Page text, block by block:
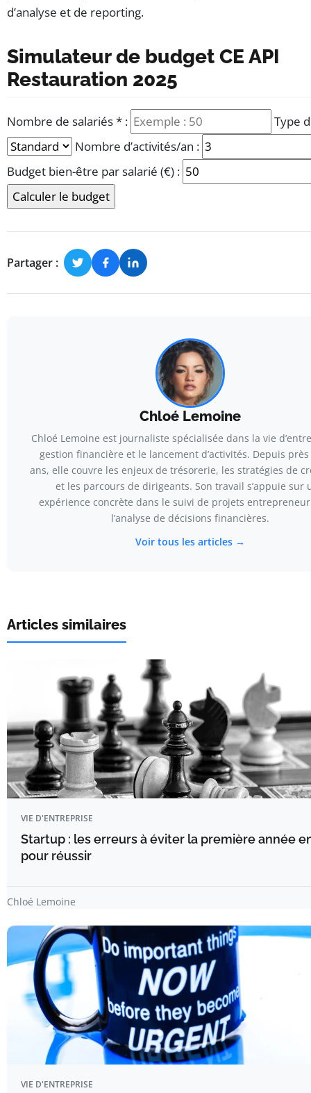
d’analyse et de reporting.
Simulateur de budget CE API
Restauration 2025
Nombre de salariés* :
Veuillez saisir un nombre entier supérieur ou égal à 1.
Type
Sélectionnez le profil de votre comité d’entreprise.
Nombre d’activités/an :
Indiquez combien d’activités sont prévues par an.
Budget bien-être par salarié (€) :
Budget dédié aux actions bien-être, par salarié.
Calculer le budget
Partager :
Chloé Lemoine
Chloé Lemoine est journaliste spécialisée dans la vie
gestion financière et le lancement d’activités. Depuis
ans, elle couvre les enjeux de trésorerie, les stratégies de
et les parcours de dirigeants. Son travail s’appuie sur
expérience concrète dans le suivi de projets
l’analyse de décisions financières.
Voir tous les articles →
Articles similaires
VIE D'ENTREPRISE
Startup : les erreurs à éviter la première année
pour réussir
Chloé Lemoine
VIE D'ENTREPRISE